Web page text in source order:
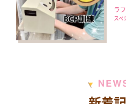
ラ
スペ
NEW